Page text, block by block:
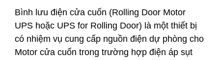
Bình lưu điện cửa cuốn (Rolling Door Motor
UPS hoặc UPS for Rolling Door) là một thiết bị
có nhiệm vụ cung cấp nguồn điện dự phòng cho
Motor cửa cuốn trong trường hợp điện áp sụt